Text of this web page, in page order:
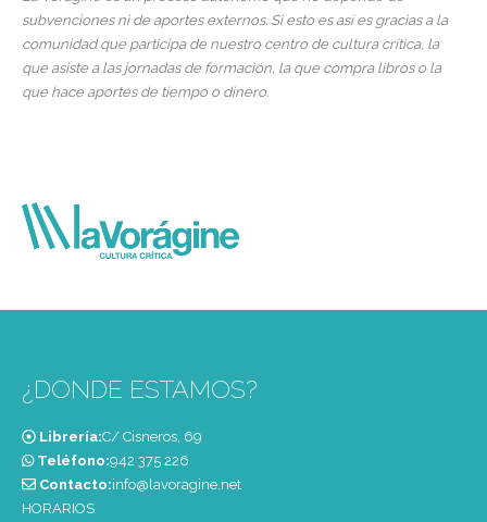
subvenciones ni de aportes externos. Si esto es así es gracias a la
comunidad que participa de nuestro centro de cultura crítica, la
que asiste a las jornadas de formación, la que compra libros o la
que hace aportes de tiempo o dinero.
¿DONDE ESTAMOS?
Librería:C/ Cisneros, 69
Teléfono:‭942 375 226‬
Contacto:info@lavoragine.net
HORARIOS